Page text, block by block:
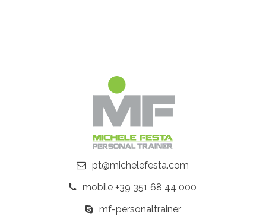
pt@michelefesta.com
mobile +39 351 68 44 000
mf-personaltrainer